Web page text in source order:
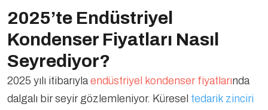
2025’te Endüstriyel
Kondenser Fiyatları Nasıl
Seyrediyor?
2025 yılı itibarıylaendüstriyel kondenser fiyatlarında
dalgalı bir seyir gözlemleniyor. Küresel tedarik zinciri